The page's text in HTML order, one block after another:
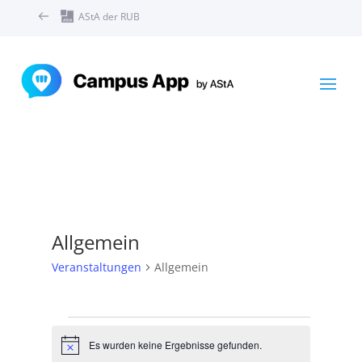
AStA der RUB
Allgemein
Veranstaltungen Allgemein
Veranstaltungen
HinweisEs wurden keine Ergebnisse gefunden.